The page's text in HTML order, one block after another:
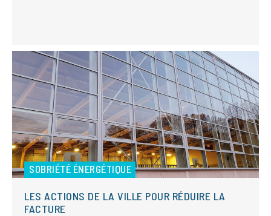
SOBRIÉTÉ ÉNERGÉTIQUE
LES ACTIONS DE LA VILLE POUR RÉDUIRE LA
FACTURE